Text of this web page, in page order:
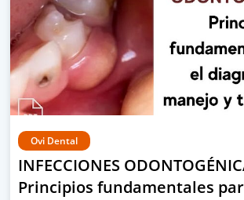
Ovi Dental
INFECCIONES
Principios fundamentales